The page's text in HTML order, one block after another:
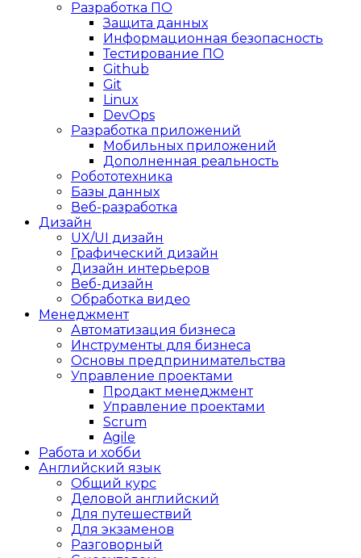
Разработка ПО
Защита данных
Информационная безопасность
Тестирование ПО
Github
Git
Linux
DevOps
Разработка приложений
Мобильных приложений
Дополненная реальность
Робототехника
Базы данных
Веб-разработка
Дизайн
UX/UI дизайн
Графический дизайн
Дизайн интерьеров
Веб-дизайн
Обработка видео
Менеджмент
Автоматизация бизнеса
Инструменты для бизнеса
Основы предпринимательства
Управление проектами
Продакт менеджмент
Управление проектами
Scrum
Agile
Работа и хобби
Английский язык
Общий курс
Деловой английский
Для путешествий
Для экзаменов
Разговорный